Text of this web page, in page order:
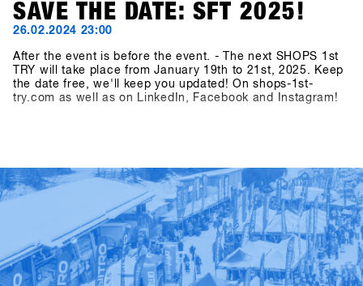
SAVE THE DATE: SFT 2025!
26.02.2024 23:00
After the event is before the event. - The next SHOPS 1st
TRY will take place from January 19th to 21st, 2025. Keep
the date free, we'll keep you updated! On shops-1st-
try.com as well as on LinkedIn, Facebook and Instagram!